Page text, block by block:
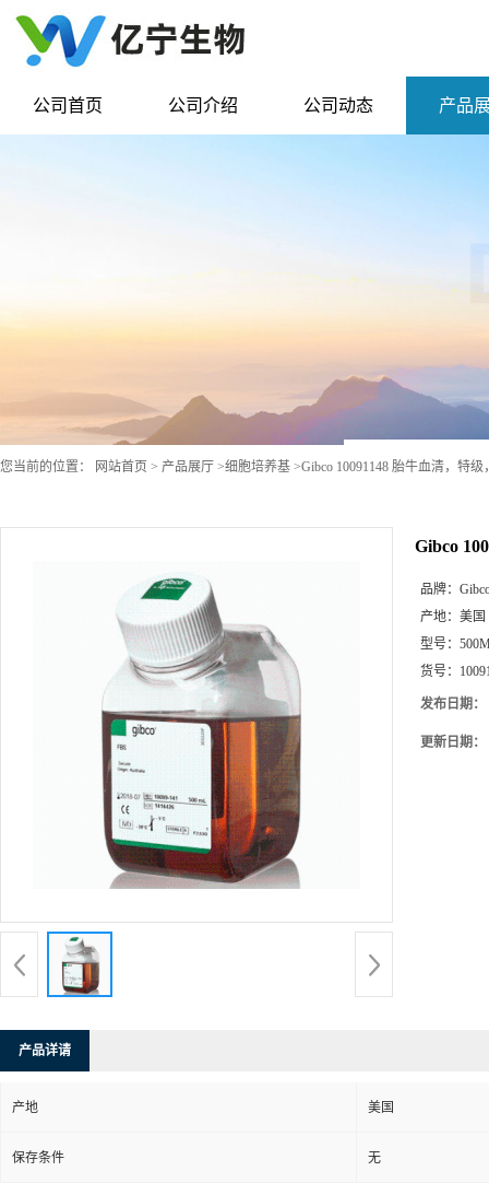
公司首页 公司介绍 公司动态 产品
您当前的位置： 网站首页 > 产品展厅 >细胞培养基 >Gibco 10091148 胎牛血清，特级
Gibco
品牌：
产地： 美国
型号：
货号：
发布日期：
更新日期：
产品详请
产地 美国
保存条件 无